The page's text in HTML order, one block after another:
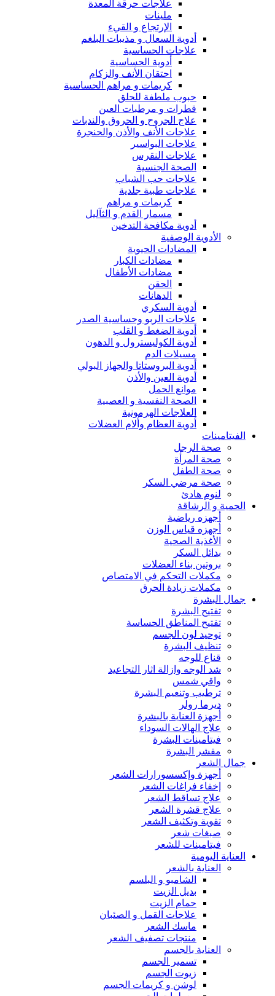
علاجات حرقة المعدة
ملينات
الإرتجاع و القيء
أدوية السعال و مذيبات البلغم
علاجات الحساسية
أدوية الحساسية
احتقان الأنف والزكام
كريمات و مراهم الحساسية
حبوب ملطفة للحلق
قطرات و مرطبات العين
علاج الجروح و الحروق والندبات
علاجات الأنف والأذن والحنجرة
علاجات البواسير
علاجات النقرس
الصحة الجنسية
علاجات حب الشباب
علاجات طبية جلدية
كريمات و مراهم
مسمار القدم و الثآليل
أدوية مكافحة التدخين
الأدوية الوصفية
المضادات الحيوية
مضادات الكبار
مضادات الأطفال
الحقن
الدهانات
أدوية السكري
علاجات الربو وحساسية الصدر
أدوية الضغط و القلب
أدوية الكوليسترول و الدهون
مسيلات الدم
أدوية البروستاتا والجهاز البولي
أدوية العين والأذن
موانع الحمل
الصحة النفسية و العصبية
العلاجات الهرمونية
أدوية العظام وألام العضلات
الفيتامينات
صحة الرجل
صحة المرأة
صحة الطفل
صحة مرضي السكر
لنوم هادئ
الحمية و الرشاقة
أجهزه رياضية
أجهزه قياس الوزن
الأغذية الصحية
بدائل السكر
بروتين بناء العضلات
مكملات التحكم في الامتصاص
مكملات زيادة الحرق
جمال البشرة
تفتيح البشرة
تفتيح المناطق الحساسة
توحيد لون الجسم
تنظيف البشرة
قناع للوجه
شد الوجه وازالة اثار التجاعيد
واقي شمس
ترطيب وتنعيم البشرة
ديرما رولر
أجهزة العناية بالبشرة
علاج الهالات السوداء
فيتامينات البشرة
مقشر البشرة
جمال الشعر
أجهزة وإكسسورارات الشعر
إخفاء فراغات الشعر
علاج تساقط الشعر
علاج قشرة الشعر
تقوية وتكثيف الشعر
صبغات شعر
فيتامينات للشعر
العناية اليومية
العناية بالشعر
الشامبو و البلسم
بديل الزيت
حمام الزيت
علاجات القمل و الصئبان
ماسك الشعر
منتجات تصفيف الشعر
العناية بالجسم
تسمير الجسم
زيوت الجسم
لوشن و كريمات الجسم